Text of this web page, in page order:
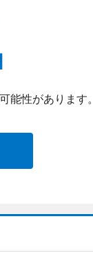
能性があります。